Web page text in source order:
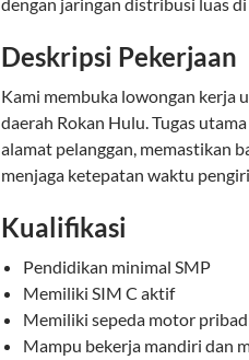
Deskripsi Pekerjaan
Kami membuka lowongan kerja
daerah Rokan Hulu. Tugas
alamat pelanggan, memastikan
menjaga ketepatan waktu
Kualifikasi
Pendidikan minimal SMP
Memiliki SIM C aktif
Memiliki sepeda motor
Mampu bekerja mandiri dan